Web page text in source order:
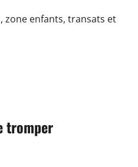
zone enfants, transats et
tromper